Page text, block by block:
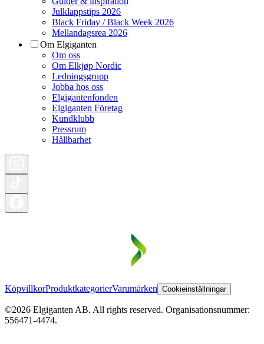
Julklappstips 2026
Black Friday / Black Week 2026
Mellandagsrea 2026
Om Elgiganten
Om oss
Om Elkjøp Nordic
Ledningsgrupp
Jobba hos oss
Elgigantenfonden
Elgiganten Företag
Kundklubb
Pressrum
Hållbarhet
KöpvillkorProduktkategorierVarumärken Cookieinställningar
©2026 Elgiganten AB. All rights reserved. Organisationsnummer:
556471-4474.